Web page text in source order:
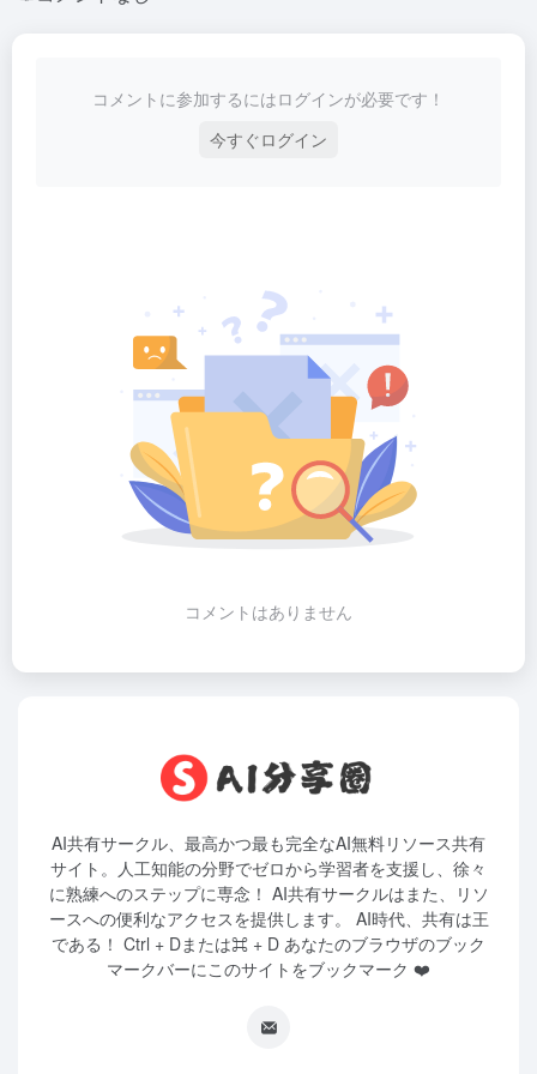
コメントに参加するにはログインが必要です！
今すぐログイン
コメントはありません
AI共有サークル、最高かつ最も完全なAI無料リソース共有
サイト。人工知能の分野でゼロから学習者を支援し、徐々
に熟練へのステップに専念！ AI共有サークルはまた、リソ
ースへの便利なアクセスを提供します。 AI時代、共有は王
である！ Ctrl + Dまたは⌘ + D あなたのブラウザのブック
マークバーにこのサイトをブックマーク ❤️